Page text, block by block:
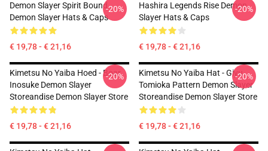
Demon Slayer Spirit Bound
Demon Slayer Hats & Caps
€ 19,78 - € 21,16
-20%
Hashira Legends Rise Demon
Slayer Hats & Caps
€ 19,78 - € 21,16
-20%
Kimetsu No Yaiba Hoed - Boar
Inosuke Demon Slayer
Storeandise Demon Slayer Store
€ 19,78 - € 21,16
-20%
Kimetsu No Yaiba Hat - Giyu
Tomioka Pattern Demon Slayer
Storeandise Demon Slayer Store
€ 19,78 - € 21,16
-20%